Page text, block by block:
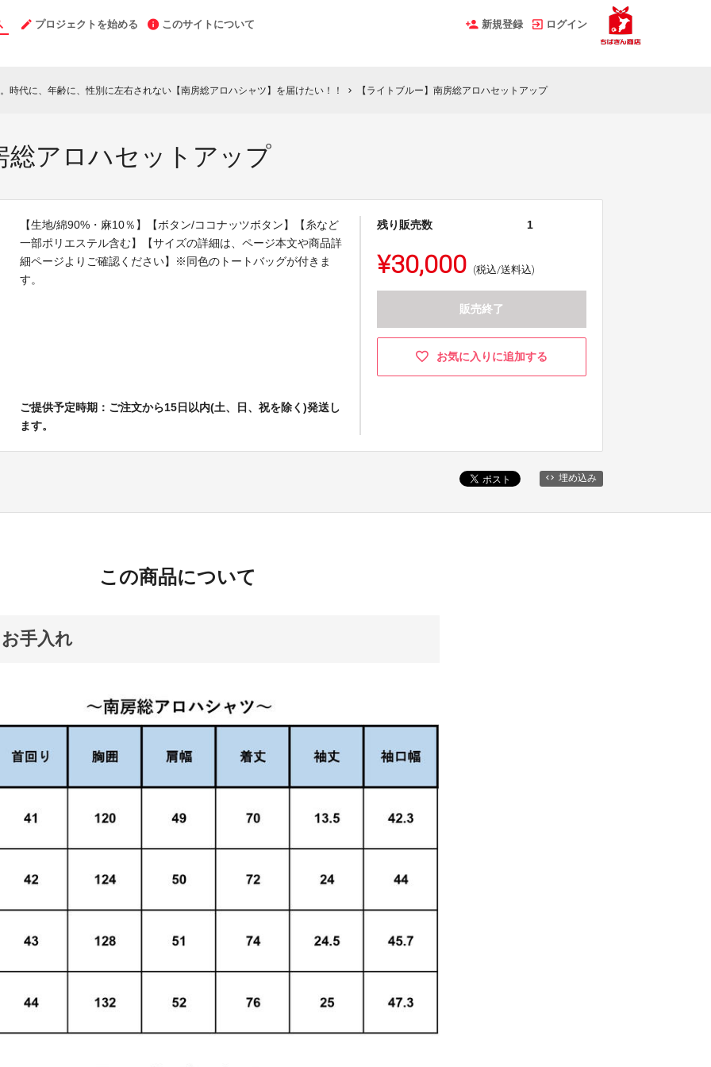
プロジェクトを始める このサイトについて 新規登録 ログイン
時代に、年齢に、性別に左右されない【南房総アロハシャツ】を届けたい！！ chevron_right 【ライトブルー】南房総アロハセットアップ
総アロハセットアップ
【生地/綿90%・麻10％】【ボタン/ココナッツボタン】【糸など
一部ポリエステル含む】【サイズの詳細は、ページ本文や商品詳
細ページよりご確認ください】※同色のトートバッグが付きま
す。
ご提供予定時期：ご注文から15日以内(土、日、祝を除く)発送し
ます。
残り販売数 1
¥30,000 (税込/送料込)
販売終了
お気に入りに追加する
埋め込み
この商品について
手入れ